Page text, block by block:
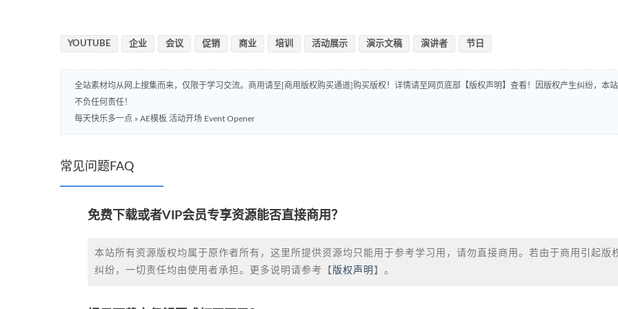
YOUTUBE 企业 会议 促销 商业 培训 活动展示 演示文稿 演讲者 节日
全站素材均从网上搜集而来，仅限于学习交流。商用请至[商用版权购买通道]购买版权！详情请至网页底部【版权声明】查看！因版权产生纠纷，本站
不负任何责任！
每天快乐多一点 » AE模板 活动开场 Event Opener
常见问题FAQ
免费下载或者VIP会员专享资源能否直接商用？
本站所有资源版权均属于原作者所有，这里所提供资源均只能用于参考学习用，请勿直接商用。若由于商用引起版
纠纷，一切责任均由使用者承担。更多说明请参考【 版权声明 】。